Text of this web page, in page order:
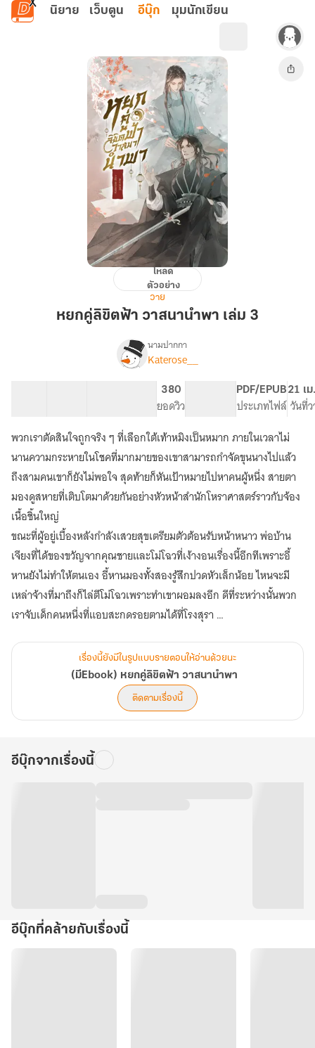
ข้ามไปยังเนื้อหาหลัก
นิยาย เว็บตูน อีบุ๊ก มุมนักเขียน
ลิขิต
ฟ้า
โหลด
ตัวอย่าง
วาย
หยกคู่ลิขิตฟ้า วาสนานำพา เล่ม 3
เรื่อง(มีEbook)
คู่
ลิขิต
วาสนา
นำพา
นามปากกา
Katerose__
380
ยอดวิว
PDF/EPUB
ประเภทไฟล์
21 เ
วันที่
พวกเราตัดสินใจถูกจริง ๆ ที่เลือกใต้เท้าหมิงเป็นหมาก ภายในเวลาไม่
นานความกระหายในโชคที่มากมายของเขาสามารถกำจัดขุนนางไปแล้ว
ถึงสามคนเขาก็ยังไม่พอใจ สุดท้ายก็หันเป้าหมายไปหาคนผู้หนึ่ง สายตา
มองดูสหายที่เติบโตมาด้วยกันอย่างหัวหน้าสำนักโหราศาสตร์ราวกับจ้อง
เนื้อชิ้นใหญ่
ขณะที่ผู้อยู่เบื้องหลังกำลังเสวยสุขเตรียมตัวต้อนรับหน้าหนาว พ่อบ้าน
เจียงที่ได้ของขวัญจากคุณชายและโม่โฉวที่เง้างอนเรื่องนี้อีกทีเพราะอี้
หานยังไม่ทำให้ตนเอง อี้หานมองทั้งสองรู้สึกปวดหัวเล็กน้อย ไหนจะมี
เหล่าจ้างที่มาถึงก็ไล่ตีโม่โฉวเพราะทำเขาผอมลงอีก ดีที่ระหว่างนั้นพวก
เราจับเด็กคนหนึ่งที่แอบสะกดรอยตามได้ที่โรงสุรา
เรื่องนี้ยังมีในรูปแบบรายตอนให้อ่านด้วยนะ
(มีEbook) หยกคู่ลิขิตฟ้า วาสนานำพา
ติดตามเรื่องนี้
อีบุ๊กจากเรื่องนี้
อีบุ๊กที่คล้ายกับเรื่องนี้